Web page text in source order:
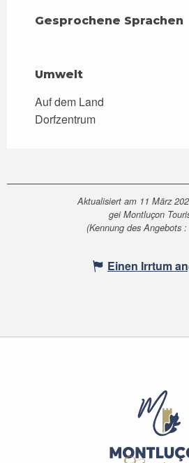
Gesprochene Sprachen
Gesprochene Sprachen
Umwelt
Umwelt
Auf dem Land
Dorfzentrum
Aktualisiert am 11 März
gei Montluçon
(Kennung des Angebots :
Einen Irrtum